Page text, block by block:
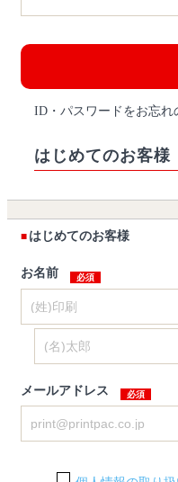
ID・パスワードをお忘れ
はじめてのお客様
はじめてのお客様
お名前
メールアドレス